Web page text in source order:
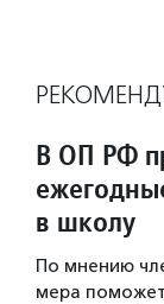
В ОП РФ
в школу
По мнению
мера